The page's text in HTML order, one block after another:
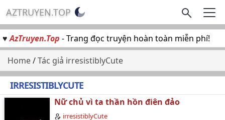
AZTRUYEN.TOP
♥AzTruyen.Top - Trang đọc truyện hoàn toàn miễn phí!
Home/Tác giả irresistiblyCute
IRRESISTIBLYCUTE
Nữ chủ vì ta thần hồn điên đảo
irresistiblyCute